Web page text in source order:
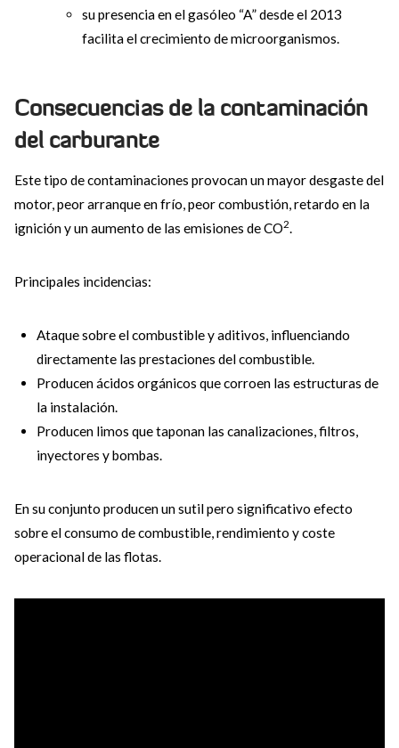
su presencia en el gasóleo “A” desde el 2013
facilita el crecimiento de microorganismos.
Consecuencias de la contaminación
del carburante
Este tipo de contaminaciones provocan un mayor desgaste del
motor, peor arranque en frío, peor combustión, retardo en la
ignición y un aumento de las emisiones de CO2.
Principales incidencias:
Ataque sobre el combustible y aditivos, influenciando
directamente las prestaciones del combustible.
Producen ácidos orgánicos que corroen las estructuras de
la instalación.
Producen limos que taponan las canalizaciones, filtros,
inyectores y bombas.
En su conjunto producen un sutil pero significativo efecto
sobre el consumo de combustible, rendimiento y coste
operacional de las flotas.